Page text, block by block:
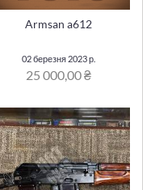
Armsan a612
02 березня 2023 р.
25 000,00 ₴